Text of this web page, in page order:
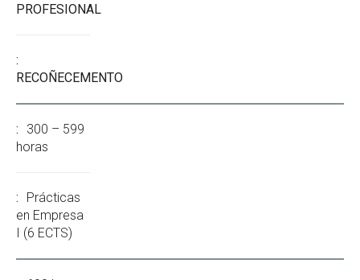
PROFESIONAL
RECOÑECEMENTO
300 – 599
horas
Prácticas
en Empresa
I (6 ECTS)